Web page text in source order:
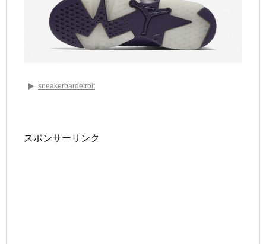
sneakerbardetroit
スポンサーリンク